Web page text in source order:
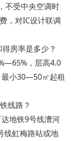
不受中央空调时
，对IC设计联调
房率是多少？
，层高4.0
小30—50㎡起租
线路？
地铁9号线漕河
线虹梅路站或地